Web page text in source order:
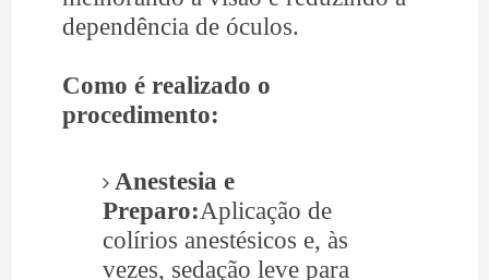
dependência de óculos.
Como é realizado o
procedimento:
Anestesia e
Preparo:Aplicação de
colírios anestésicos e, às
vezes, sedação leve para